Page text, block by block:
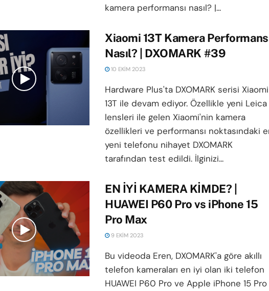
kamera performansı nasıl? |...
Xiaomi 13T Kamera
Nasıl? | DXOMARK #39
10 EKIM 2023
Hardware Plus'ta DXOMARK serisi Xiaomi
13T ile devam ediyor. Özellikle yeni Leica
lensleri ile gelen Xiaomi'nin kamera
özellikleri ve performansı noktasındaki
yeni telefonu nihayet DXOMARK
tarafından test edildi. İlginizi...
EN İYİ KAMERA KİMDE? |
HUAWEI P60 Pro vs iPhone 15
Pro Max
9 EKIM 2023
Bu videoda Eren, DXOMARK'a göre akıllı
telefon kameraları en iyi olan iki telefon
HUAWEI P60 Pro ve Apple iPhone 15 Pro